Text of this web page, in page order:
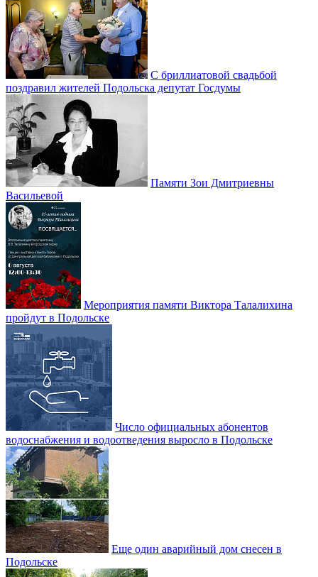
С бриллиатовой свадьбой
поздравил жителей Подольска депутат Госдумы
Памяти Зои Дмитриевны
Васильевой
Мероприятия памяти Виктора Талалихина
пройдут в Подольске
Число официальных абонентов
водоснабжения и водоотведения выросло в Подольске
Еще один аварийный дом снесен в
Подольске